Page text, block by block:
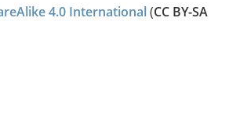
4.0 International(CC BY-SA